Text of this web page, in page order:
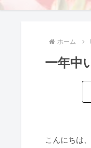
ホーム
一年中
こんにちは